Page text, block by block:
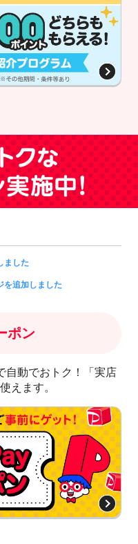
ました
を追加しました
ポン
自動でおトク！「実店
えます。